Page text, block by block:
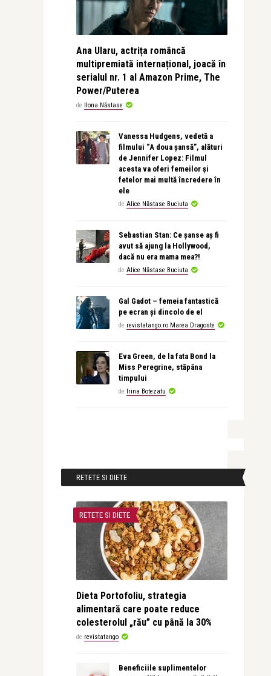
Ana Ularu, actrița româncă
multipremiată internațional, joacă în
serialul nr. 1 al Amazon Prime, The
Power/Puterea
de Ilona Năstase
Vanessa Hudgens, vedetă a
filmului “A doua șansă”, alături
de Jennifer Lopez: Filmul
acesta va oferi femeilor și
fetelor mai multă încredere în
ele
de Alice Năstase Buciuta
Sebastian Stan: Ce șanse aș fi
avut să ajung la Hollywood,
dacă nu era mama mea?!
de Alice Năstase Buciuta
Gal Gadot – femeia fantastică
pe ecran și dincolo de el
de revistatango.ro Marea Dragoste
Eva Green, de la fata Bond la
Miss Peregrine, stăpâna
timpului
de Irina Botezatu
RETETE SI DIETE
RETETE SI DIETE
Dieta Portofoliu, strategia
alimentară care poate reduce
colesterolul „rău” cu până la 30%
de revistatango
Beneficiile suplimentelor